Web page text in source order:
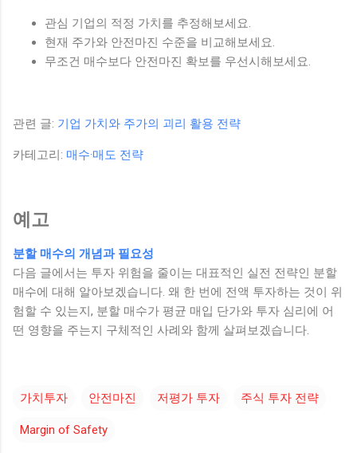
관심 기업의 적정 가치를 추정해보세요.
현재 주가와 안전마진 수준을 비교해보세요.
무조건 매수보다 안전마진 확보를 우선시해보세요.
관련 글: 기업 가치와 주가의 괴리 활용 전략
카테고리: 매수·매도 전략
예고
분할 매수의 개념과 필요성
다음 글에서는 투자 위험을 줄이는 대표적인 실전 전략인 분할
매수에 대해 알아보겠습니다. 왜 한 번에 전액 투자하는 것이 위
험할 수 있는지, 분할 매수가 평균 매입 단가와 투자 심리에 어
떤 영향을 주는지 구체적인 사례와 함께 살펴보겠습니다.
가치투자 안전마진 저평가 투자 주식 투자 전략
Margin of Safety